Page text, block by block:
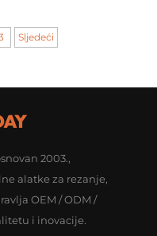
Sljedeći
2003.,
alatke za rezanje,
OEM / ODM /
i inovacije.